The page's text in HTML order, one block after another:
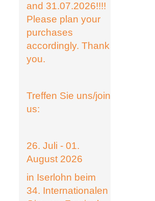
and 31.07.2026!!!!
Please plan your
purchases
accordingly. Thank
you.
Treffen Sie uns/join
us:
26. Juli - 01.
August 2026
in Iserlohn beim
34. Internationalen